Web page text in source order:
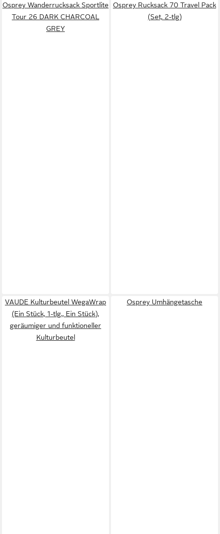
Osprey Wanderrucksack Sportlite
Tour 26 DARK CHARCOAL
GREY
Osprey Rucksack 70 Travel Pack
(Set, 2-tlg)
VAUDE Kulturbeutel WegaWrap
(Ein Stück, 1-tlg., Ein Stück),
geräumiger und funktioneller
Kulturbeutel
Osprey Umhängetasche